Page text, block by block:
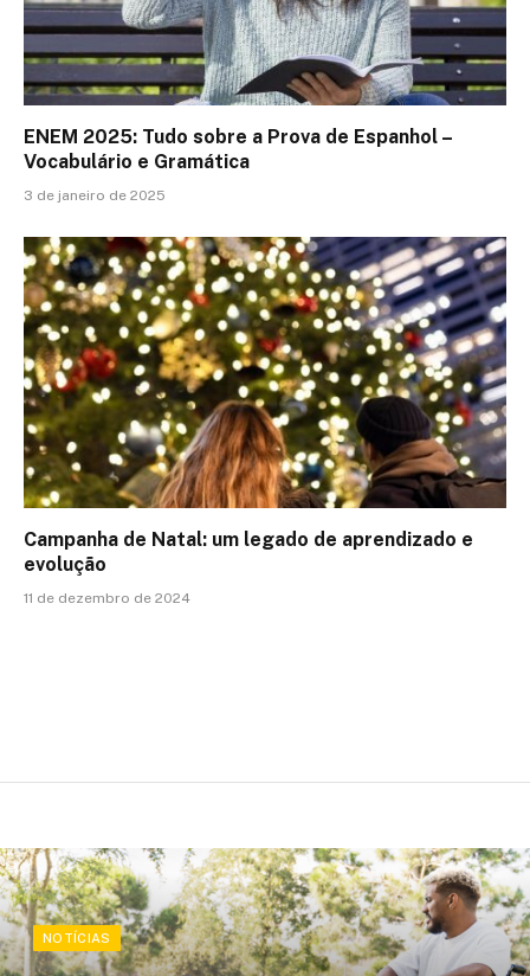
ENEM 2025: Tudo sobre a Prova de Espanhol –
Vocabulário e Gramática
3 de janeiro de 2025
Campanha de Natal: um legado de aprendizado e
evolução
11 de dezembro de 2024
NOTÍCIAS